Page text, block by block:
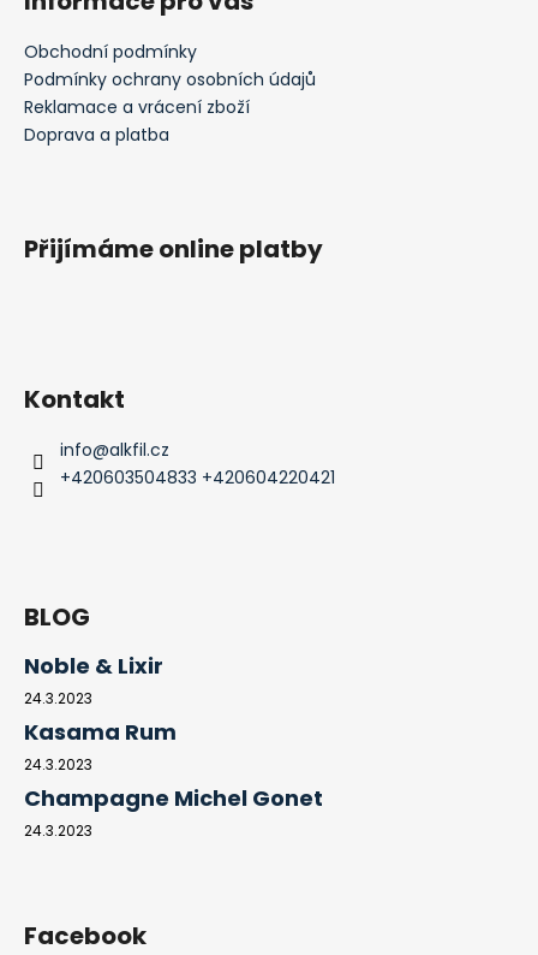
Obchodní podmínky
Podmínky ochrany osobních údajů
Reklamace a vrácení zboží
Doprava a platba
Přijímáme online platby
Kontakt
info@alkfil.cz
+420603504833 +420604220421
BLOG
Noble & Lixir
24.3.2023
Kasama Rum
24.3.2023
Champagne Michel Gonet
24.3.2023
Facebook